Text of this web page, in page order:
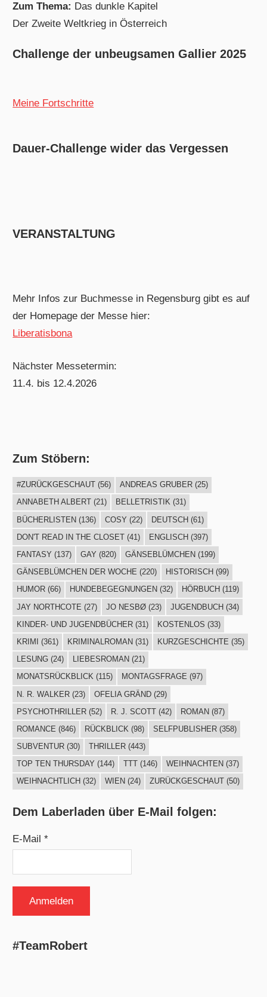
Zum Thema: Das dunkle Kapitel
Der Zweite Weltkrieg in Österreich
Challenge der unbeugsamen Gallier 2025
Meine Fortschritte
Dauer-Challenge wider das Vergessen
VERANSTALTUNG
Mehr Infos zur Buchmesse in Regensburg gibt es auf
der Homepage der Messe hier:
Liberatisbona
Nächster Messetermin:
11.4. bis 12.4.2026
Zum Stöbern:
#ZURÜCKGESCHAUT(56) ANDREAS GRUBER(25)
ANNABETH ALBERT(21) BELLETRISTIK(31)
BÜCHERLISTEN(136) COSY (22) DEUTSCH(61)
DON'T READ IN THE CLOSET(41) ENGLISCH (397)
FANTASY (137) GAY (820) GÄNSEBLÜMCHEN (199)
GÄNSEBLÜMCHEN DER WOCHE (220) HISTORISCH (99)
HUMOR(66) HUNDEBEGEGNUNGEN (32) HÖRBUCH (119)
JAY NORTHCOTE (27) JO NESBØ(23) JUGENDBUCH(34)
KINDER- UND JUGENDBÜCHER(31) KOSTENLOS (33)
KRIMI
(361) KRIMINALROMAN (31) KURZGESCHICHTE (35)
LESUNG(24) LIEBESROMAN (21)
MONATSRÜCKBLICK(115) MONTAGSFRAGE (97)
N. R. WALKER(23) OFELIA GRÄND(29)
PSYCHOTHRILLER(52) R. J. SCOTT(42) ROMAN(87)
ROMANCE (846) RÜCKBLICK (98) SELFPUBLISHER(358)
SUBVENTUR(30) THRILLER(443)
TOP TEN THURSDAY (144) TTT(146) WEIHNACHTEN (37)
WEIHNACHTLICH (32) WIEN (24) ZURÜCKGESCHAUT(50)
Dem Laberladen über E-Mail folgen:
E-Mail *
#TeamRobert